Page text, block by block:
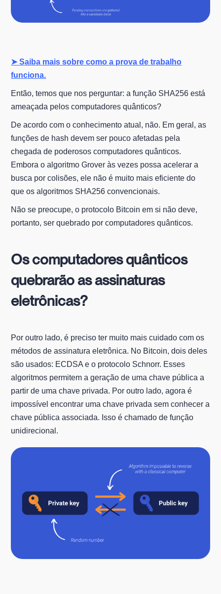
➤ Saiba mais sobre como a prova de trabalho
funciona.
Então, temos que nos perguntar: a função SHA256 está
ameaçada pelos computadores quânticos?
De acordo com o conhecimento atual, não. Em geral, as
funções de hash devem ser pouco afetadas pela
chegada de poderosos computadores quânticos.
Embora o algoritmo Grover às vezes possa acelerar a
busca por colisões, ele não é muito mais eficiente do
que os algoritmos SHA256 convencionais.
Não se preocupe, o protocolo Bitcoin em si não deve,
portanto, ser quebrado por computadores quânticos.
Os computadores quânticos
quebrarão as assinaturas
eletrônicas?
Por outro lado, é preciso ter muito mais cuidado com os
métodos de assinatura eletrônica. No Bitcoin, dois deles
são usados: ECDSA e o protocolo Schnorr. Esses
algoritmos permitem a geração de uma chave pública a
partir de uma chave privada. Por outro lado, agora é
impossível encontrar uma chave privada sem conhecer a
chave pública associada. Isso é chamado de função
unidirecional.